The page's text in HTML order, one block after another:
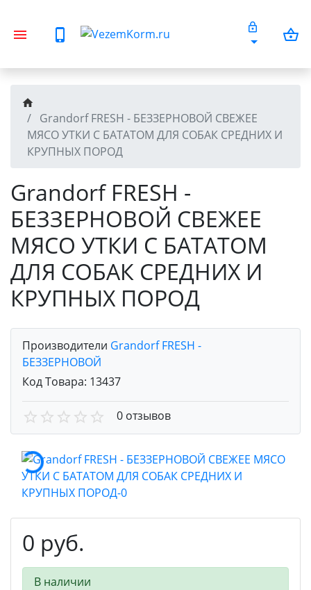
Grandorf FRESH - БЕЗЗЕРНОВОЙ СВЕЖЕЕ
МЯСО УТКИ С БАТАТОМ ДЛЯ СОБАК СРЕДНИХ И
КРУПНЫХ ПОРОД
Grandorf FRESH -
БЕЗЗЕРНОВОЙ СВЕЖЕЕ
МЯСО УТКИ С БАТАТОМ
ДЛЯ СОБАК СРЕДНИХ И
КРУПНЫХ ПОРОД
Производители Grandorf FRESH -
БЕЗЗЕРНОВОЙ
Код Товара: 13437
0 отзывов
0 руб.
В наличии